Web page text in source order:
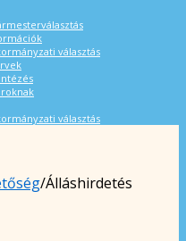
választás
választás
/Álláshirdetés